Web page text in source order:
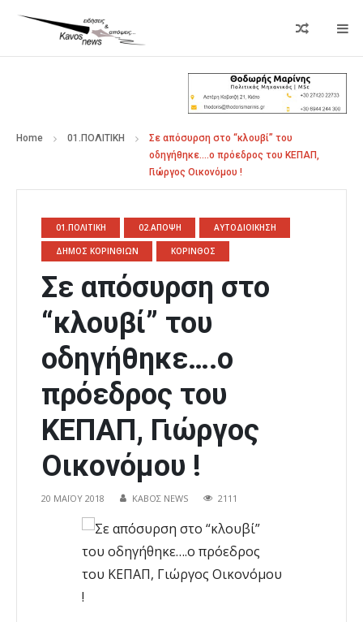
Home 01.ΠΟΛΙΤΙΚΗ
Σε απόσυρση στο “κλουβί” του
οδηγήθηκε….ο πρόεδρος του ΚΕΠΑΠ,
Γιώργος Οικονόμου !
01.ΠΟΛΙΤΙΚΗ 02.ΑΠΟΨΗ ΑΥΤΟΔΙΟΙΚΗΣΗ
ΔΗΜΟΣ ΚΟΡΙΝΘΙΩΝ ΚΟΡΙΝΘΟΣ
Σε απόσυρση στο
“κλουβί” του
οδηγήθηκε….ο
πρόεδρος του
ΚΕΠΑΠ, Γιώργος
Οικονόμου !
20 ΜΑΪ́ΟΥ 2018 ΚΑΒΟΣ NEWS 2111